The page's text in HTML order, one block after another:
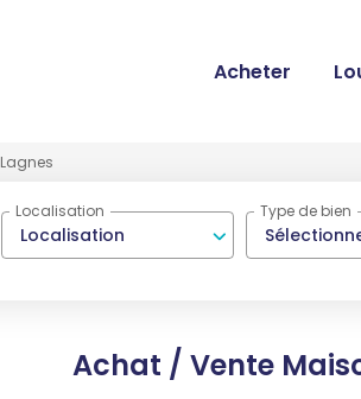
Acheter
Lagnes
Localisation
Localisation Type de bien
Achat / Vente